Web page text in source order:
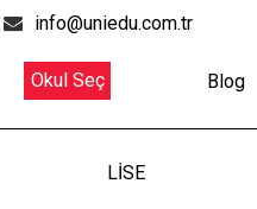
info@uniedu.com.tr
Okul Seç Blog
LİSE